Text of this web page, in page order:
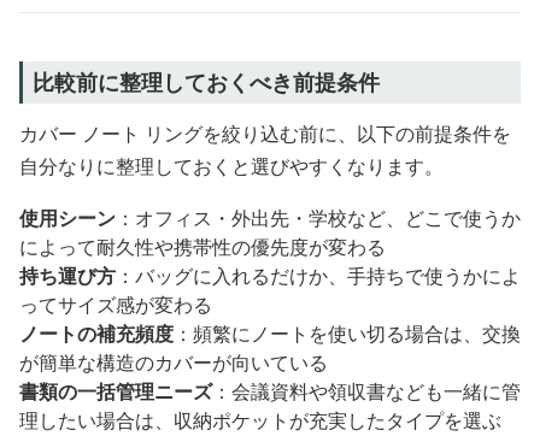
比較前に整理しておくべき前提条件
カバー ノート リングを絞り込む前に、以下の前提条件を
自分なりに整理しておくと選びやすくなります。
使用シーン ：オフィス・外出先・学校など、どこで使うか
によって耐久性や携帯性の優先度が変わる
持ち運び方 ：バッグに入れるだけか、手持ちで使うかによ
ってサイズ感が変わる
ノートの補充頻度 ：頻繁にノートを使い切る場合は、交換
が簡単な構造のカバーが向いている
書類の一括管理ニーズ：会議資料や領収書なども一緒に管
理したい場合は、収納ポケットが充実したタイプを選ぶ